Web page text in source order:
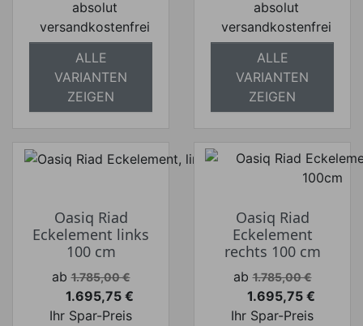
absolut
versandkostenfrei
ALLE
VARIANTEN
ZEIGEN
absolut
versandkostenfrei
ALLE
VARIANTEN
ZEIGEN
Oasiq Riad
Eckelement links
100 cm
Verkaufspreis
ab 1.785,00 €
Preis
1.695,75 €
Ihr Spar-Preis
Oasiq Riad
Eckelement
rechts 100 cm
Verkaufspreis
ab 1.785,00 €
Preis
1.695,75 €
Ihr Spar-Preis